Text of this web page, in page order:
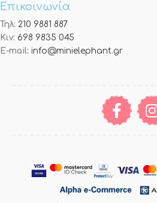
Επικοινωνία
Τηλ: 210 9881 887
Κιν: 698 9835 045
E-mail: info@minielephant.gr